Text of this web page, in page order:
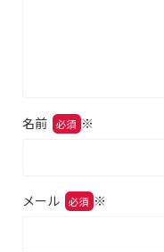
名前 ※
メール ※